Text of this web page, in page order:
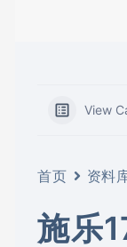
View
首页 资料
施乐